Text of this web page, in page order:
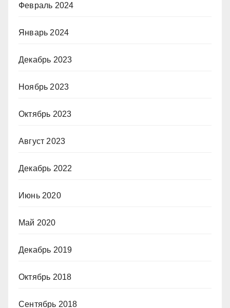
Февраль 2024
Январь 2024
Декабрь 2023
Ноябрь 2023
Октябрь 2023
Август 2023
Декабрь 2022
Июнь 2020
Май 2020
Декабрь 2019
Октябрь 2018
Сентябрь 2018